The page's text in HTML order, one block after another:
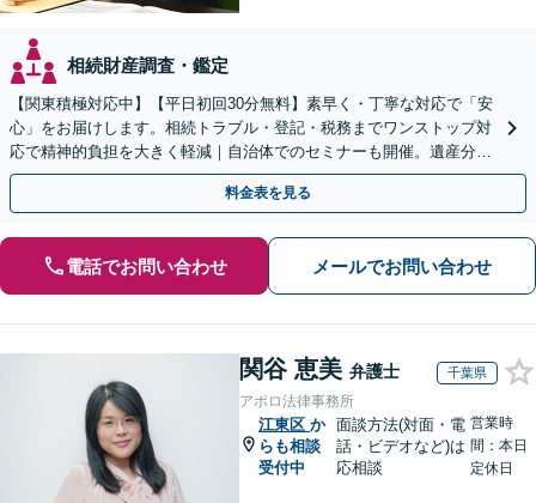
相続財産調査・鑑定
【関東積極対応中】【平日初回30分無料】素早く・丁寧な対応で「安
心」をお届けします。相続トラブル・登記・税務までワンストップ対
応で精神的負担を大きく軽減｜自治体でのセミナーも開催。遺産分
割・放棄などまずはお気軽にご相談ください【通知税理士】
料金表を見る
電話でお問い合わせ メールでお問い合わせ
関谷 恵美 弁護士 千葉県
アポロ法律事務所
江東区 か
らも相談
受付中
面談方法(対面・電
話・ビデオなど)は
応相談
営業時
間：本日
定休日